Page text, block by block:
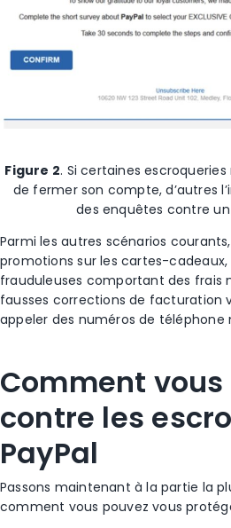
Figure 2. Si certaines
de fermer son compte, d’autres
des enquêtes contre
Parmi les autres scénarios
promotions sur les cartes-
frauduleuses comportant des frais
fausses corrections de facturation
appeler des numéros de téléphone
Comment
contre les
PayPal
Passons maintenant à la partie la
comment vous pouvez vous